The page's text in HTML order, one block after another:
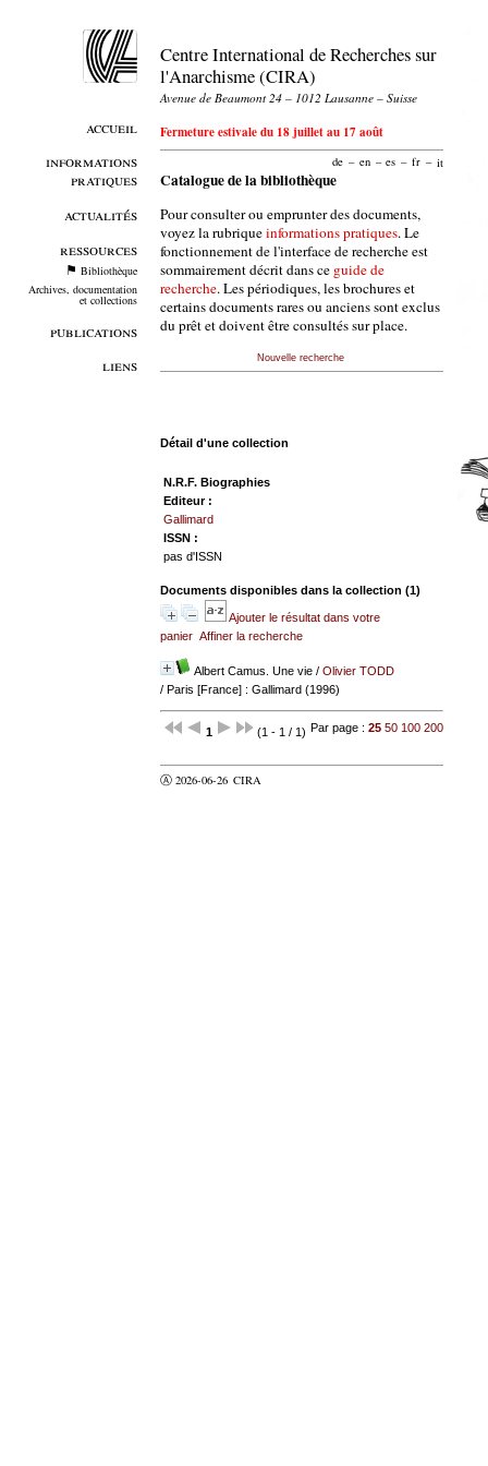
accueil
informations
pratiques
actualités
ressources
Bibliothèque
Archives, documentation
et collections
publications
liens
Centre International de Recherches sur
l'Anarchisme (CIRA)
Avenue de Beaumont 24 – 1012 Lausanne – Suisse
Fermeture estivale du 18 juillet au 17 août
de – en – es – fr – it
Catalogue de la bibliothèque
Pour consulter ou emprunter des documents,
voyez la rubriqueinformations pratiques. Le
fonctionnement de l'interface de recherche est
sommairement décrit dans ce guide de
recherche. Les périodiques, les brochures et
certains documents rares ou anciens sont exclus
du prêt et doivent être consultés sur place.
Nouvelle recherche
Détail d'une collection
N.R.F. Biographies
Editeur :
Gallimard
ISSN :
pas d'ISSN
Documents disponibles dans la collection (1)
Ajouter le résultat dans votre
panier Affiner la recherche
Albert Camus. Une vie/ Olivier TODD
/ Paris [France] : Gallimard (1996)
1 (1 - 1 / 1) Par page : 25 50 100 200
Ⓐ 2026-06-26 CIRA